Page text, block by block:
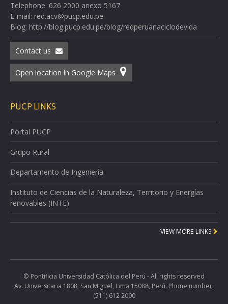
Telephone: 626 2000 anexo 5167
E-mail: red.acv@pucp.edu.pe
Blog: http://blog.pucp.edu.pe/blog/redperuanaciclodevida
Contact us
Open location in Google Maps
PUCP LINKS
Portal PUCP
Grupo Rural
Departamento de Ingeniería
Instituto de Ciencias de la Naturaleza, Territorio y Energías
renovables (INTE)
VIEW MORE LINKS
© Pontificia Universidad Católica del Perú - All rights reserved
Av. Universitaria 1808, San Miguel, Lima 15088, Perú. Phone number:
(511) 612 2000